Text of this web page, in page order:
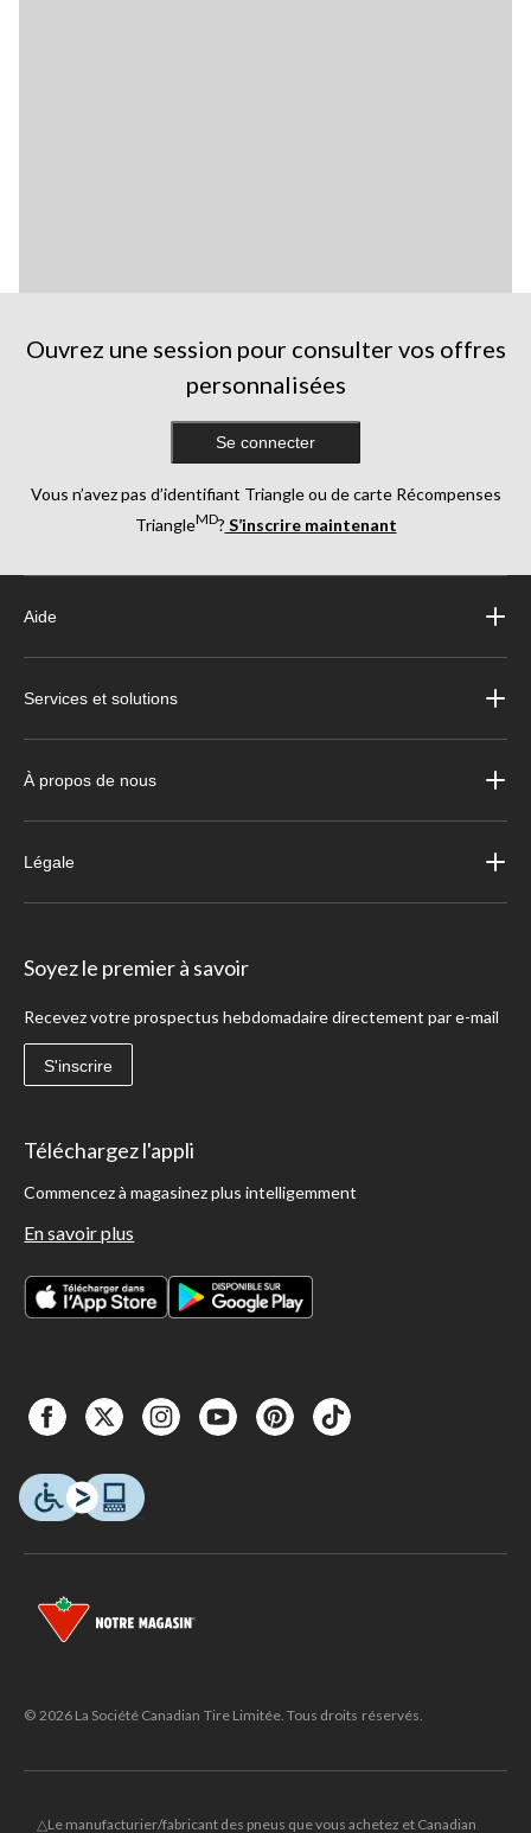
Ouvrez une session pour consulter vos offres
personnalisées
Se connecter
Vous n’avez pas d’identifiant Triangle ou de carte Récompenses
TriangleMD? S’inscrire maintenant
Aide
Services et solutions
À propos de nous
Légale
Soyez le premier à savoir
Recevez votre prospectus hebdomadaire directement par e-mail
S'inscrire
Téléchargez l'appli
Commencez à magasinez plus intelligemment
En savoir plus
© 2026 La Société Canadian Tire Limitée. Tous droits réservés.
△Le manufacturier/fabricant des pneus que vous achetez et Canadian